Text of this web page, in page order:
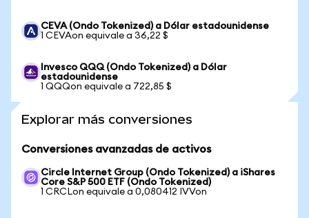
CEVA (Ondo Tokenized) a Dólar estadounidense
1 CEVAon equivale a 36,22 $
Invesco QQQ (Ondo Tokenized) a Dólar
estadounidense
1 QQQon equivale a 722,85 $
Explorar más conversiones
Conversiones avanzadas de activos
Circle Internet Group (Ondo Tokenized) a iShares
Core S&P 500 ETF (Ondo Tokenized)
1 CRCLon equivale a 0,080412 IVVon